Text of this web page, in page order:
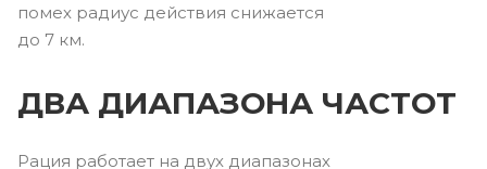
помех радиус действия снижается
до 7 км.
ДВА ДИАПАЗОНА ЧАСТОТ
Рация работает на двух диапазонах